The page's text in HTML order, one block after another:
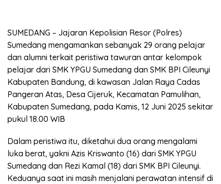
SUMEDANG – Jajaran Kepolisian Resor (Polres)
Sumedang mengamankan sebanyak 29 orang pelajar
dan alumni terkait peristiwa tawuran antar kelompok
pelajar dari SMK YPGU Sumedang dan SMK BPI Cileunyi
Kabupaten Bandung, di kawasan Jalan Raya Cadas
Pangeran Atas, Desa Cijeruk, Kecamatan Pamulihan,
Kabupaten Sumedang, pada Kamis, 12 Juni 2025 sekitar
pukul 18.00 WIB
Dalam peristiwa itu, diketahui dua orang mengalami
luka berat, yakni Azis Kriswanto (16) dari SMK YPGU
Sumedang dan Rezi Kamal (18) dari SMK BPI Cileunyi.
Keduanya saat ini masih menjalani perawatan intensif di